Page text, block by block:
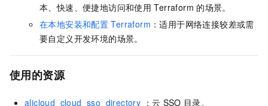
本、快速、便捷地访问和使用 Terraform 的场景。
在本地安装和配置 Terraform ：适用于网络连接较差或需
要自定义开发环境的场景。
使用的资源
alicloud_cloud_sso_directory ：云 SSO 目录。